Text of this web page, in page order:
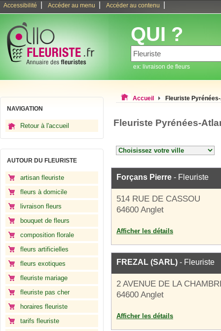
Accessibilité Accéder au menu Accéder au contenu
QUI ?
ex: livraison de fleurs
NAVIGATION
Retour à l'accueil
AUTOUR DU FLEURISTE
artisan fleuriste
fleurs à domicile
livraison fleurs
bouquet de fleurs
composition florale
fleurs artificielles
fleurs exotiques
fleuriste mariage
fleuriste pas cher
horaires fleuriste
tarifs fleuriste
Accueil Fleuriste
Fleuriste Pyrénées-
Forçans Pierre - Fleuriste
514 RUE DE CASSOU
64600 Anglet
Afficher les détails
FREZAL (SARL) - Fleuriste
2 AVENUE DE LA
64600 Anglet
Afficher les détails